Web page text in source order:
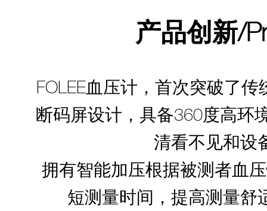
产品创新/
FOLEE血压计，首次突破了
断码屏设计，具备360度高环
清看不见和设
拥有智能加压根据被测者血
短测量时间，提高测量舒